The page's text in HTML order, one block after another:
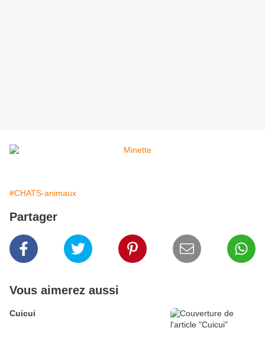
#CHATS-animaux
Partager
Vous aimerez aussi
Cuicui